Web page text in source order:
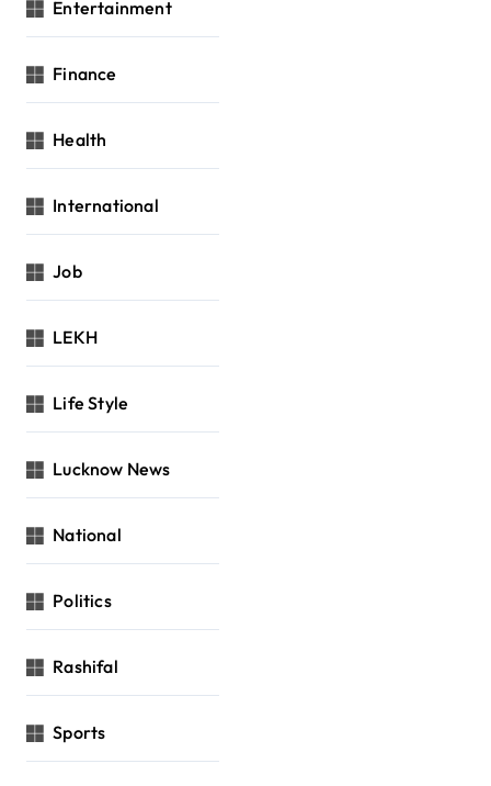
Entertainment
Finance
Health
International
Job
LEKH
Life Style
Lucknow News
National
Politics
Rashifal
Sports